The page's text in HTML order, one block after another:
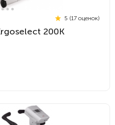
5 (17 оценок)
200К